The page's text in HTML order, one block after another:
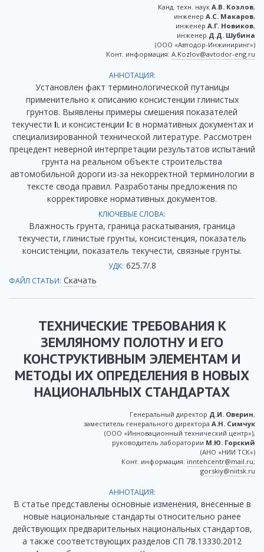
Канд. техн. наук А.В. Козлов,
инженер А.С. Макаров,
инженер А.Г. Новиков,
инженер Д.Д. Шубина
(ООО «Автодор-Инжиниринг»)
Конт. информация: A.Kozlov@avtodor-eng.ru
АННОТАЦИЯ:
Установлен факт терминологической путаницы
применительно к описанию консистенции глинистых
грунтов. Выявлены примеры смешения показателей
текучести ILи консистенции ICв нормативных документах и
специализированной технической литературе. Рассмотрен
прецедент неверной интерпретации результатов испытаний
грунта на реальном объекте строительства
автомобильной дороги из-за некорректной терминологии в
тексте свода правил. Разработаны предложения по
корректировке нормативных документов.
КЛЮЧЕВЫЕ СЛОВА:
Влажность грунта, граница раскатывания, граница
текучести, глинистые грунты, консистенция, показатель
консистенции, показатель текучести, связные грунты.
УДК: 625.7/.8
ФАЙЛ СТАТЬИ: Скачать
ТЕХНИЧЕСКИЕ ТРЕБОВАНИЯ К
ЗЕМЛЯНОМУ ПОЛОТНУ И ЕГО
КОНСТРУКТИВНЫМ ЭЛЕМЕНТАМ И
МЕТОДЫ ИХ ОПРЕДЕЛЕНИЯ В НОВЫХ
НАЦИОНАЛЬНЫХ СТАНДАРТАХ
Генеральный директор Д.И. Оверин,
заместитель генерального директора А.Н. Симчук
(ООО «Инновационный технический центр»),
руководитель лаборатории М.Ю. Горский
(АНО «НИИ ТСК»)
Конт. информация: inntehcentr@mail.ru;
gorskiy@niitsk.ru
АННОТАЦИЯ:
В статье представлены основные изменения, внесенные в
новые национальные стандарты относительно ранее
действующих предварительных национальных стандартов,
а также соответствующих разделов СП 78.13330.2012